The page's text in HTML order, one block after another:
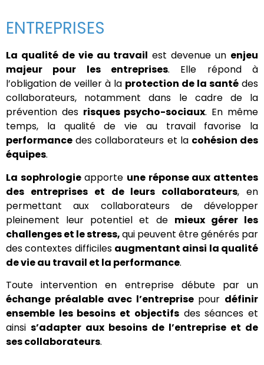
ENTREPRISES
La qualité de vie au travail est devenue un enjeu
majeur pour les entreprises. Elle répond à
l’obligation de veiller à la protection de la santé des
collaborateurs, notamment dans le cadre de la
prévention des risques psycho-sociaux. En même
temps, la qualité de vie au travail favorise la
performance des collaborateurs et la cohésion des
équipes.
La sophrologieapporte une réponse aux attentes
des entreprises et de leurs collaborateurs, en
permettant aux collaborateurs de développer
pleinement leur potentiel et de mieux gérer les
challenges et le stress,qui peuvent être générés par
des contextes difficiles augmentant ainsi la qualité
de vie au travail et la performance.
Toute intervention en entreprise débute par un
échange préalable avec l’entreprisepour définir
ensemble les besoins et objectifsdes séances et
ainsi s’adapter aux besoins de l’entreprise et de
ses collaborateurs.